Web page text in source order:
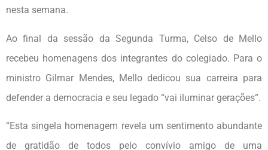
nesta semana.
Ao final da sessão da Segunda Turma, Celso de Mello
recebeu homenagens dos integrantes do colegiado. Para o
ministro Gilmar Mendes, Mello dedicou sua carreira para
defender a democracia e seu legado “vai iluminar gerações”.
“Esta singela homenagem revela um sentimento abundante
de gratidão de todos pelo convívio amigo de uma